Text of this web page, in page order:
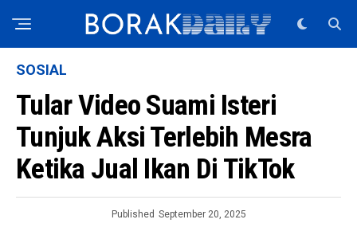
SOSIAL
Tular Video Suami Isteri
Tunjuk Aksi Terlebih Mesra
Ketika Jual Ikan Di TikTok
Published September 20, 2025